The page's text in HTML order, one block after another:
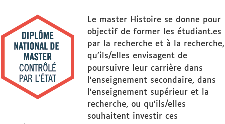
Le master Histoire se donne pour
objectif de former les étudiant.es
par la recherche et à la recherche,
qu’ils/elles envisagent de
poursuivre leur carrière dans
l’enseignement secondaire, dans
l’enseignement supérieur et la
recherche, ou qu’ils/elles
souhaitent investir ces